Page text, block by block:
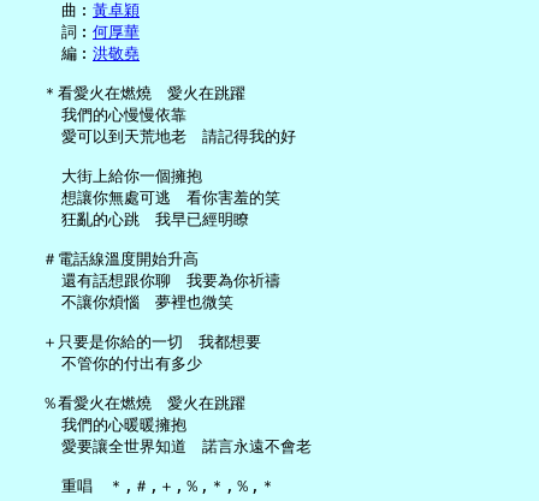
     曲︰
黃卓穎
     詞︰
何厚華
     編︰
洪敬堯
   ＊看愛火在燃燒　愛火在跳躍
     我們的心慢慢依靠
     愛可以到天荒地老　請記得我的好
     大街上給你一個擁抱
     想讓你無處可逃　看你害羞的笑
     狂亂的心跳　我早已經明瞭
   ＃電話線溫度開始升高
     還有話想跟你聊　我要為你祈禱
     不讓你煩惱　夢裡也微笑
   ＋只要是你給的一切　我都想要
     不管你的付出有多少
   ％看愛火在燃燒　愛火在跳躍
     我們的心暖暖擁抱
     愛要讓全世界知道　諾言永遠不會老